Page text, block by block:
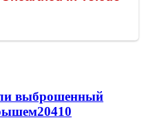
выброшенный
20410